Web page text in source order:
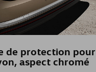
de protection pour
aspect chromé